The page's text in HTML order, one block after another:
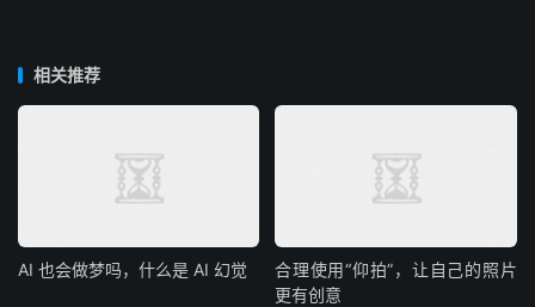
相关推荐
AI 也会做梦吗，什么是 AI 幻觉
合理使用“仰拍”，让自己的照片
更有创意